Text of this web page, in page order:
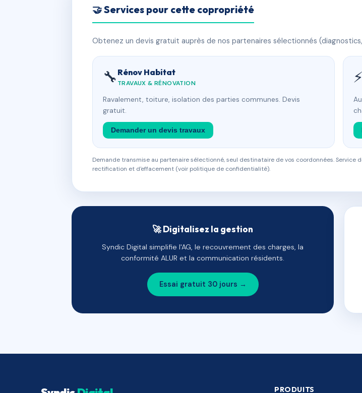
🤝 Services pour cette copropriété
Obtenez un devis gratuit auprès de nos partenaires sélectionnés
🔧 Rénov Habitat
TRAVAUX & RÉNOVATION
Ravalement, toiture, isolation des parties communes. Devis
gratuit.
Demander un devis travaux
⚡
Demande transmise au partenaire sélectionné, seul destinataire de vos coordonnées.
rectification et d'effacement (voir politique de confidentialité).
🚀 Digitalisez la gestion
Syndic Digital simplifie l'AG, le recouvrement des charges, la
conformité ALUR et la communication résidents.
Essai gratuit 30 jours →
PRODUITS